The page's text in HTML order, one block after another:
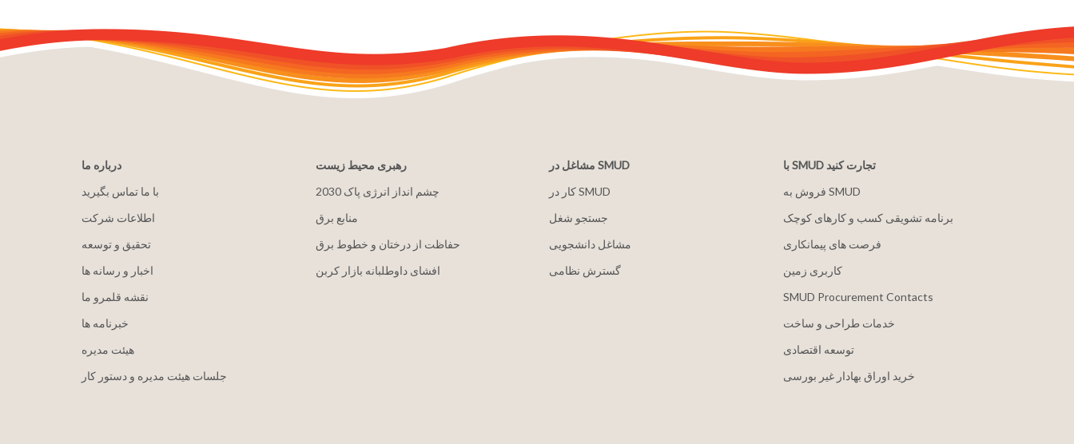
درباره ما
با ما تماس بگیرید
اطلاعات شرکت
تحقیق و توسعه
اخبار و رسانه ها
نقشه قلمرو ما
خبرنامه ها
هيئت مدیره
جلسات هیئت مدیره و دستور کار
رهبری محیط زیست
2030 چشم انداز انرژی پاک
منابع برق
حفاظت از درختان و خطوط برق
افشای داوطلبانه بازار کربن
مشاغل در SMUD
کار در SMUD
جستجو شغل
مشاغل دانشجویی
گسترش نظامی
با SMUD تجارت کنید
فروش به SMUD
برنامه تشویقی کسب و کارهای کوچک
فرصت های پیمانکاری
کاربری زمین
SMUD Procurement Contacts
خدمات طراحی و ساخت
توسعه اقتصادی
خرید اوراق بهادار غیر بورسی